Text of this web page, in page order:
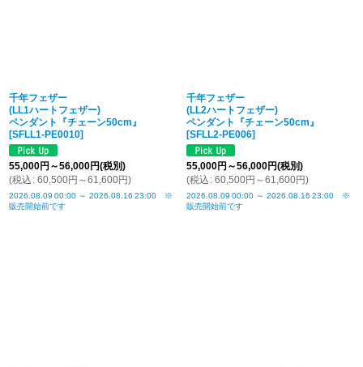
千年フェザー
(LL1ハートフェザー)
ペンダント『チェーン50cm』
[SFLL1-PE0010]
55,000円 ～56,000円(税別)
(税込 : 60,500円 ～61,600円)
2026.08.09 00:00 ～ 2026.08.16 23:00 ※
販売開始前です
千年フェザー
(LL2ハートフェザー)
ペンダント『チェーン50cm』
[SFLL2-PE006]
55,000円 ～56,000円(税別)
(税込 : 60,500円 ～61,600円)
2026.08.09 00:00 ～ 2026.08.16 23:00 ※
販売開始前です